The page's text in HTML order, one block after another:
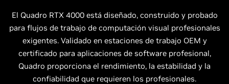
El Quadro RTX 4000 está diseñado, construido y probado
para flujos de trabajo de computación visual profesionales
exigentes. Validado en estaciones de trabajo OEM y
certificado para aplicaciones de software profesional,
Quadro proporciona el rendimiento, la estabilidad y la
confiabilidad que requieren los profesionales.